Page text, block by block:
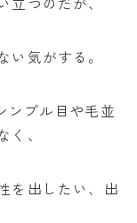
気がする。
ンプル目や毛並
、
を出したい、出